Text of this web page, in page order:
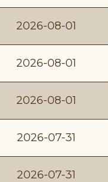
2026-08-01
2026-08-01
2026-08-01
2026-07-31
2026-07-31